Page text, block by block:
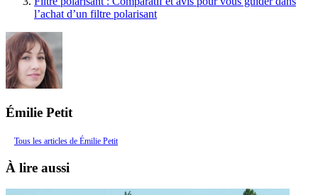
l’achat d’un filtre polarisant
Émilie Petit
Tous les articles de Émilie Petit
À lire aussi